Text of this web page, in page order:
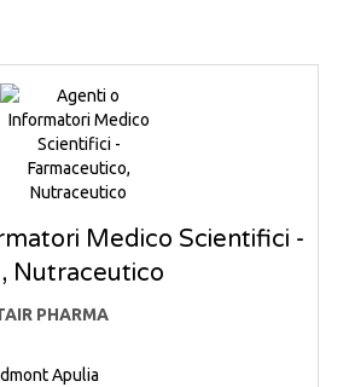
Medico Scientifici -
Nutraceutico
PHARMA
Apulia